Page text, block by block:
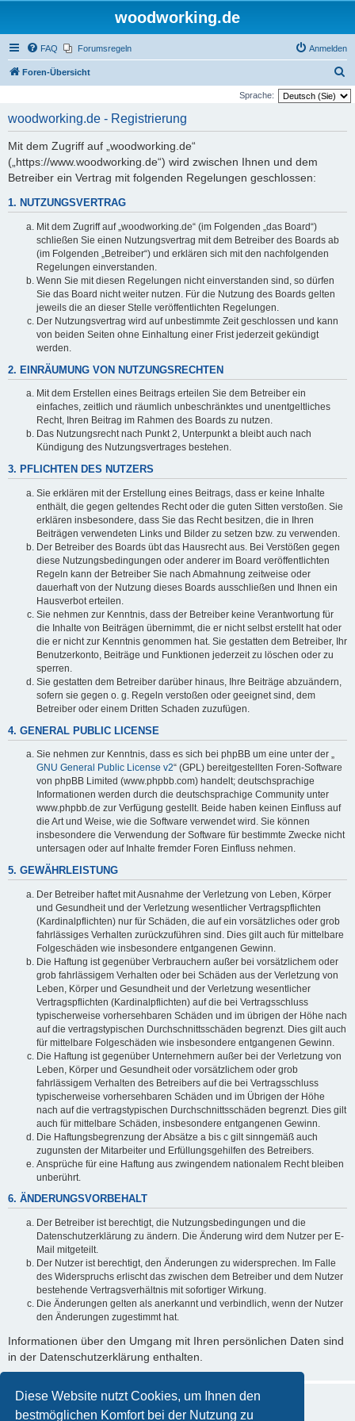
Diese Website nutzt Cookies, um Ihnen den
bestmöglichen Komfort bei der Nutzung zu
woodworking.de
FAQ Forumsregeln Anmelden
Foren-Übersicht
u
Sprache:
woodworking.de - Registrierung
Mit dem Zugriff auf „woodworking.de“
(„https://www.woodworking.de“) wird zwischen Ihnen und dem
Betreiber ein Vertrag mit folgenden Regelungen geschlossen:
1. NUTZUNGSVERTRAG
Mit dem Zugriff auf „woodworking.de“ (im Folgenden „das Board“)
schließen Sie einen Nutzungsvertrag mit dem Betreiber des Boards ab
(im Folgenden „Betreiber“) und erklären sich mit den nachfolgenden
Regelungen einverstanden.
Wenn Sie mit diesen Regelungen nicht einverstanden sind, so dürfen
Sie das Board nicht weiter nutzen. Für die Nutzung des Boards gelten
jeweils die an dieser Stelle veröffentlichten Regelungen.
Der Nutzungsvertrag wird auf unbestimmte Zeit geschlossen und kann
von beiden Seiten ohne Einhaltung einer Frist jederzeit gekündigt
werden.
2. EINRÄUMUNG VON NUTZUNGSRECHTEN
Mit dem Erstellen eines Beitrags erteilen Sie dem Betreiber ein
einfaches, zeitlich und räumlich unbeschränktes und unentgeltliches
Recht, Ihren Beitrag im Rahmen des Boards zu nutzen.
Das Nutzungsrecht nach Punkt 2, Unterpunkt a bleibt auch nach
Kündigung des Nutzungsvertrages bestehen.
3. PFLICHTEN DES NUTZERS
Sie erklären mit der Erstellung eines Beitrags, dass er keine Inhalte
enthält, die gegen geltendes Recht oder die guten Sitten verstoßen. Sie
erklären insbesondere, dass Sie das Recht besitzen, die in Ihren
Beiträgen verwendeten Links und Bilder zu setzen bzw. zu verwenden.
Der Betreiber des Boards übt das Hausrecht aus. Bei Verstößen gegen
diese Nutzungsbedingungen oder anderer im Board veröffentlichten
Regeln kann der Betreiber Sie nach Abmahnung zeitweise oder
dauerhaft von der Nutzung dieses Boards ausschließen und Ihnen ein
Hausverbot erteilen.
Sie nehmen zur Kenntnis, dass der Betreiber keine Verantwortung für
die Inhalte von Beiträgen übernimmt, die er nicht selbst erstellt hat oder
die er nicht zur Kenntnis genommen hat. Sie gestatten dem Betreiber, Ihr
Benutzerkonto, Beiträge und Funktionen jederzeit zu löschen oder zu
sperren.
Sie gestatten dem Betreiber darüber hinaus, Ihre Beiträge abzuändern,
sofern sie gegen o. g. Regeln verstoßen oder geeignet sind, dem
Betreiber oder einem Dritten Schaden zuzufügen.
4. GENERAL PUBLIC LICENSE
Sie nehmen zur Kenntnis, dass es sich bei phpBB um eine unter der „
GNU General Public License v2“ (GPL) bereitgestellten Foren-Software
von phpBB Limited (www.phpbb.com) handelt; deutschsprachige
Informationen werden durch die deutschsprachige Community unter
www.phpbb.de zur Verfügung gestellt. Beide haben keinen Einfluss auf
die Art und Weise, wie die Software verwendet wird. Sie können
insbesondere die Verwendung der Software für bestimmte Zwecke nicht
untersagen oder auf Inhalte fremder Foren Einfluss nehmen.
5. GEWÄHRLEISTUNG
Der Betreiber haftet mit Ausnahme der Verletzung von Leben, Körper
und Gesundheit und der Verletzung wesentlicher Vertragspflichten
(Kardinalpflichten) nur für Schäden, die auf ein vorsätzliches oder grob
fahrlässiges Verhalten zurückzuführen sind. Dies gilt auch für mittelbare
Folgeschäden wie insbesondere entgangenen Gewinn.
Die Haftung ist gegenüber Verbrauchern außer bei vorsätzlichem oder
grob fahrlässigem Verhalten oder bei Schäden aus der Verletzung von
Leben, Körper und Gesundheit und der Verletzung wesentlicher
Vertragspflichten (Kardinalpflichten) auf die bei Vertragsschluss
typischerweise vorhersehbaren Schäden und im übrigen der Höhe nach
auf die vertragstypischen Durchschnittsschäden begrenzt. Dies gilt auch
für mittelbare Folgeschäden wie insbesondere entgangenen Gewinn.
Die Haftung ist gegenüber Unternehmern außer bei der Verletzung von
Leben, Körper und Gesundheit oder vorsätzlichem oder grob
fahrlässigem Verhalten des Betreibers auf die bei Vertragsschluss
typischerweise vorhersehbaren Schäden und im Übrigen der Höhe
nach auf die vertragstypischen Durchschnittsschäden begrenzt. Dies gilt
auch für mittelbare Schäden, insbesondere entgangenen Gewinn.
Die Haftungsbegrenzung der Absätze a bis c gilt sinngemäß auch
zugunsten der Mitarbeiter und Erfüllungsgehilfen des Betreibers.
Ansprüche für eine Haftung aus zwingendem nationalem Recht bleiben
unberührt.
6. ÄNDERUNGSVORBEHALT
Der Betreiber ist berechtigt, die Nutzungsbedingungen und die
Datenschutzerklärung zu ändern. Die Änderung wird dem Nutzer per E-
Mail mitgeteilt.
Der Nutzer ist berechtigt, den Änderungen zu widersprechen. Im Falle
des Widerspruchs erlischt das zwischen dem Betreiber und dem Nutzer
bestehende Vertragsverhältnis mit sofortiger Wirkung.
Die Änderungen gelten als anerkannt und verbindlich, wenn der Nutzer
den Änderungen zugestimmt hat.
Informationen über den Umgang mit Ihren persönlichen Daten sind
in der Datenschutzerklärung enthalten.